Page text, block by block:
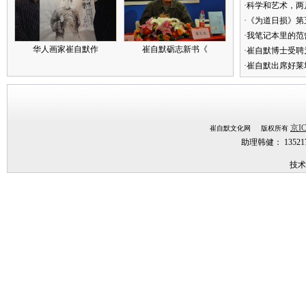
华人画家崔自默作 崔自默砺志新书《
·科学和艺术，
·《为道日损》
·我笔记本里的
·崔自默博士受
·崔自默出席好
崔自默文化网 版权所有 京
助理韩健：
技